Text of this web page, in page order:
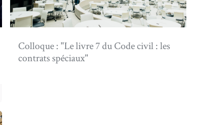
Colloque : "Le livre 7 du Code civil : les
contrats spéciaux"